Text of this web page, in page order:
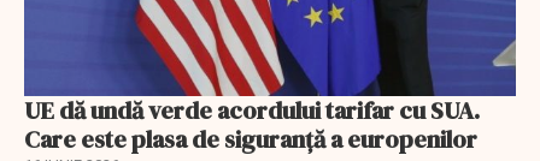
UE dă undă verde acordului tarifar cu SUA.
Care este plasa de siguranță a europenilor